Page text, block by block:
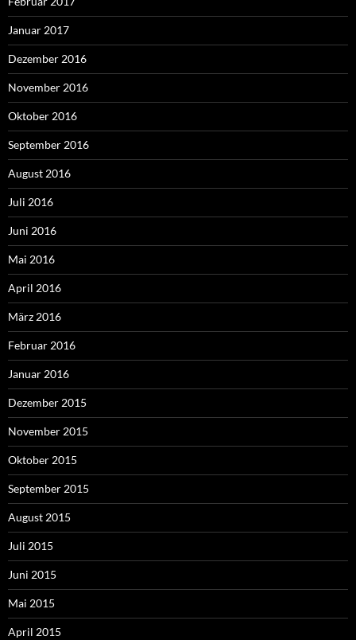
Januar 2017
Dezember 2016
November 2016
Oktober 2016
September 2016
August 2016
Juli 2016
Juni 2016
Mai 2016
April 2016
März 2016
Februar 2016
Januar 2016
Dezember 2015
November 2015
Oktober 2015
September 2015
August 2015
Juli 2015
Juni 2015
Mai 2015
April 2015